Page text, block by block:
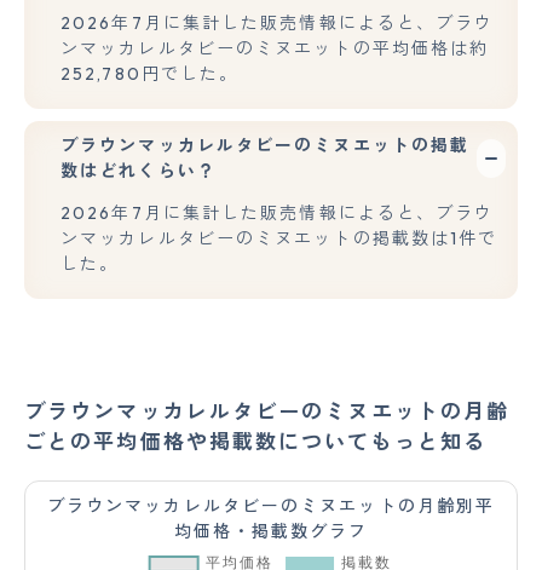
2026年7月に集計した販売情報によると、ブラウ
ンマッカレルタビーのミヌエットの平均価格は約
252,780円でした。
ブラウンマッカレルタビーのミヌエットの掲載
数はどれくらい？
2026年7月に集計した販売情報によると、ブラウ
ンマッカレルタビーのミヌエットの掲載数は1件で
した。
ブラウンマッカレルタビーのミヌエットの月齢
ごとの平均価格や掲載数についてもっと知る
ブラウンマッカレルタビーのミヌエットの月齢別平
均価格・掲載数グラフ